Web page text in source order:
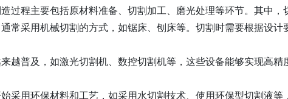
过程主要包括原材料准备、切割加工、磨光处理等环节。其中
常采用机械切割的方式，如锯床、刨床等。切割时需要根据设
越普及，如激光切割机、数控切割机等，这些设备能够实现高
采用环保材料和工艺，如采用水切割技术、使用环保型切割液等